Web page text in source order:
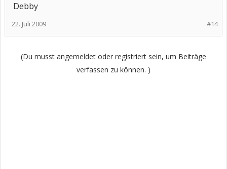
Debby
#14
22. Juli 2009
(Du musst angemeldet oder registriert sein, um Beiträge
verfassen zu können. )